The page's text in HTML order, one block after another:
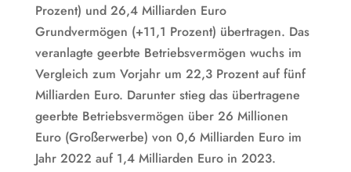
Prozent) und 26,4 Milliarden Euro
Grundvermögen (+11,1 Prozent) übertragen. Das
veranlagte geerbte Betriebsvermögen wuchs im
Vergleich zum Vorjahr um 22,3 Prozent auf fünf
Milliarden Euro. Darunter stieg das übertragene
geerbte Betriebsvermögen über 26 Millionen
Euro (Großerwerbe) von 0,6 Milliarden Euro im
Jahr 2022 auf 1,4 Milliarden Euro in 2023.